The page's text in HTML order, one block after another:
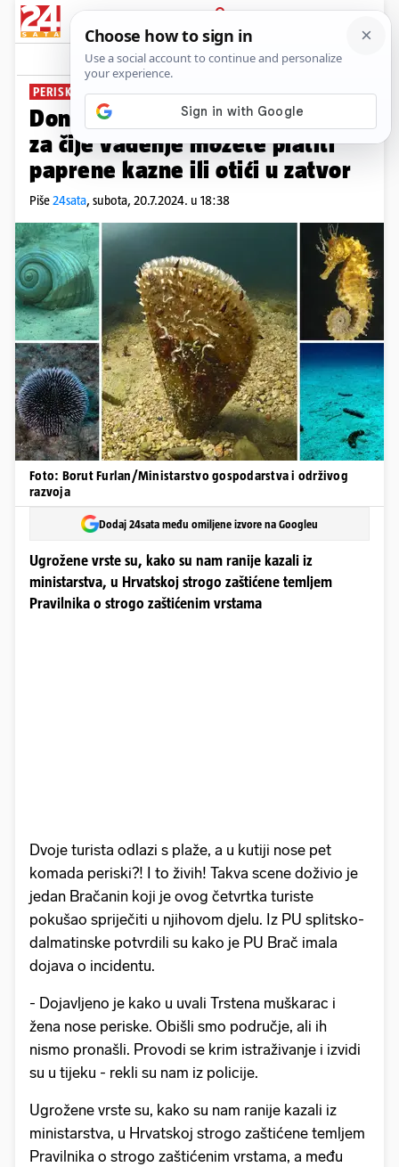
PRIJAVA
News Komentari
PERISKE, TRPOVI, PRSTACI...
Donosimo popis morskih vrsta
za čije vađenje možete platiti
paprene kazne ili otići u zatvor
Piše24sata, subota, 20.7.2024. u 18:38
Foto: Borut Furlan/Ministarstvo gospodarstva i održivog
razvoja
Dodaj 24sata među omiljene izvore na Googleu
Ugrožene vrste su, kako su nam ranije kazali iz
ministarstva, u Hrvatskoj strogo zaštićene temljem
Pravilnika o strogo zaštićenim vrstama
Dvoje turista odlazi s plaže, a u kutiji nose pet
komada periski?! I to živih! Takva scene doživio je
jedan Bračanin koji je ovog četvrtka turiste
pokušao spriječiti u njihovom djelu. Iz PU splitsko-
dalmatinske potvrdili su kako je PU Brač imala
dojava o incidentu.
- Dojavljeno je kako u uvali Trstena muškarac i
žena nose periske. Obišli smo područje, ali ih
nismo pronašli. Provodi se krim istraživanje i izvidi
su u tijeku - rekli su nam iz policije.
Ugrožene vrste su, kako su nam ranije kazali iz
ministarstva, u Hrvatskoj strogo zaštićene temljem
Pravilnika o strogo zaštićenim vrstama, a među